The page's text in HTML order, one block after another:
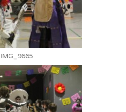
IMG_9665